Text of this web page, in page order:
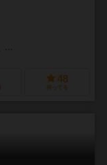
48
持ってる